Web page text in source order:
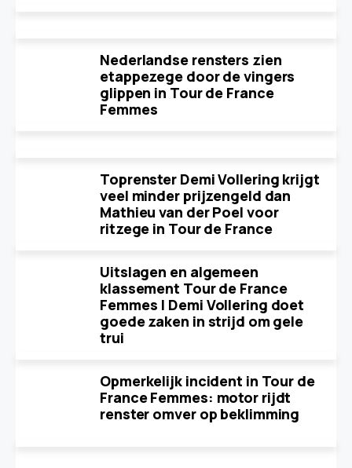
Nederlandse rensters zien
etappezege door de vingers
glippen in Tour de France
Femmes
Toprenster Demi Vollering krijgt
veel minder prijzengeld dan
Mathieu van der Poel voor
ritzege in Tour de France
Uitslagen en algemeen
klassement Tour de France
Femmes | Demi Vollering doet
goede zaken in strijd om gele
trui
Opmerkelijk incident in Tour de
France Femmes: motor rijdt
renster omver op beklimming